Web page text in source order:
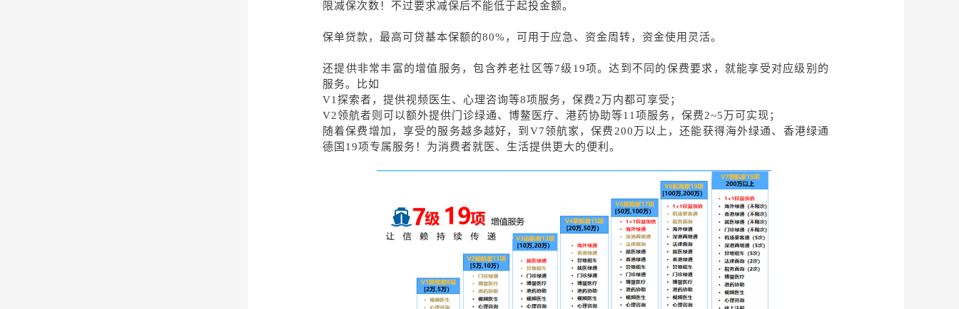
限减保次数！不过要求减保后不能低于起投金额。
保单贷款，最高可贷基本保额的80%，可用于应急、资金周转，资金使用灵活。
还提供非常丰富的增值服务，包含养老社区等7级19项。达到不同的保费要求，就能享受对应级别的
服务。比如
V1探索者，提供视频医生、心理咨询等8项服务，保费2万内都可享受；
V2领航者则可以额外提供门诊绿通、博鳌医疗、港药协助等11项服务，保费2~5万可实现；
随着保费增加，享受的服务越多越好，到 V7领航家，保费200万以上，还能获得海外绿通、香港绿通
德国19项专属服务！为消费者就医、生活提供更大的便利。